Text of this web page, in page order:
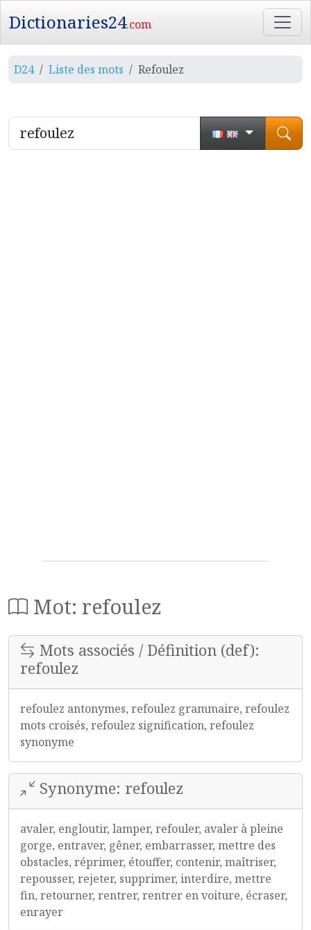
Dictionaries24.com
D24 Liste des mots Refoulez
Mot: refoulez
Mots associés / Définition (def):
refoulez
refoulez antonymes, refoulez grammaire, refoulez
mots croisés, refoulez signification, refoulez
synonyme
Synonyme: refoulez
avaler, engloutir, lamper, refouler, avaler à pleine
gorge, entraver, gêner, embarrasser, mettre des
obstacles, réprimer, étouffer, contenir, maîtriser,
repousser, rejeter, supprimer, interdire, mettre
fin, retourner, rentrer, rentrer en voiture, écraser,
enrayer